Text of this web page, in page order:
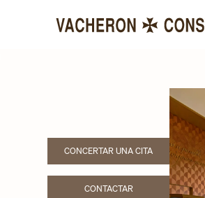
CONCERTAR UNA CITALINK OPENS IN NEW TAB
CONTACTARLINK OPENS IN NEW TAB